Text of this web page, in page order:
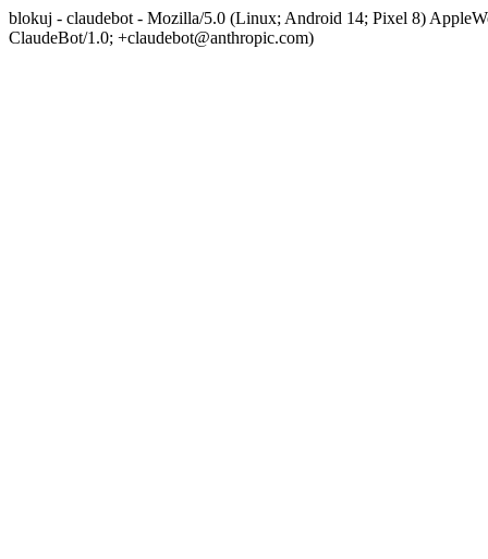
blokuj - claudebot - Mozilla/5.0 (Linux; Android 14; Pixel 8)
ClaudeBot/1.0; +claudebot@anthropic.com)